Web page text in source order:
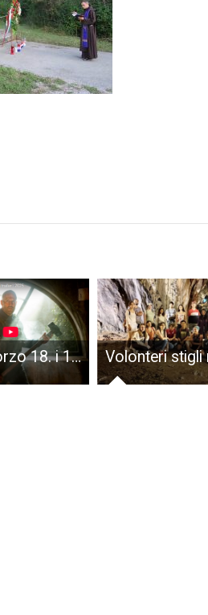
U kinu Korzo 18. i 19.travnja gledajte film “Opaki radnik”